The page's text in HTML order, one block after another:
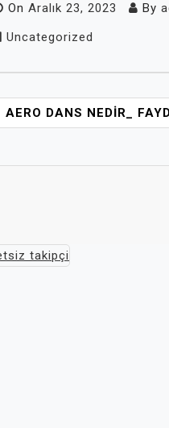
On Aralık 23, 2023 By
Uncategorized
YAZI
GEZINMESI
AERO DANS NEDIR_